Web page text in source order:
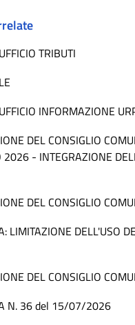
TRIBUTI
INFORMAZIONE
DEL CONSIGLIO
2026 - INTEGRAZIONE
DEL CONSIGLIO
LIMITAZIONE DELL'USO
DEL CONSIGLIO
N. 36 del 15/07/2026